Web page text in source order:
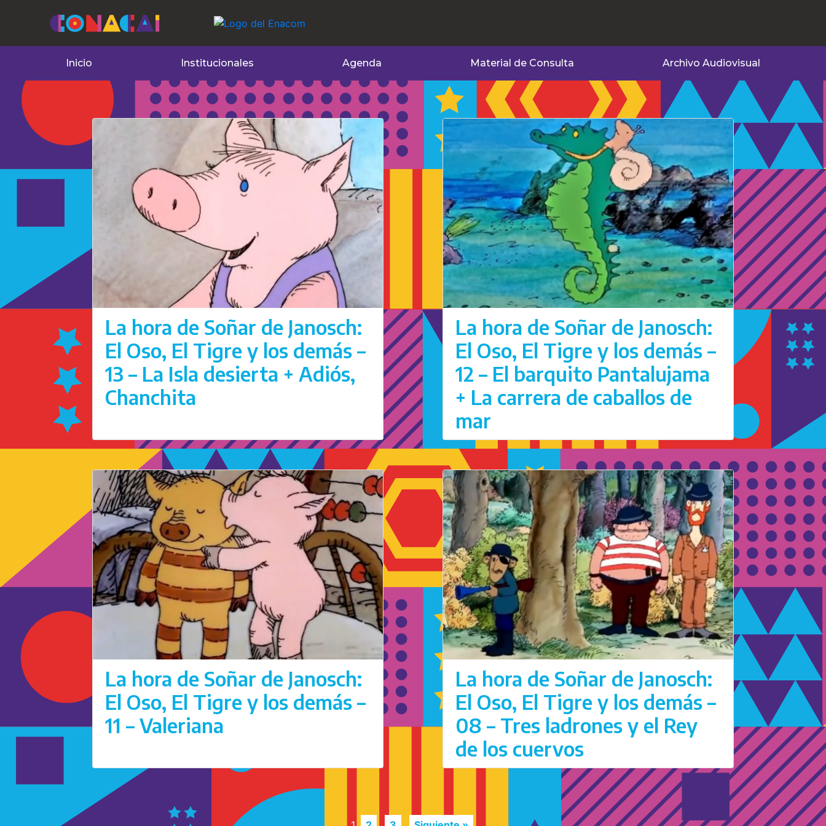
Inicio Institucionales Agenda Material de Consulta Archivo Audiovisual
La hora de Soñar de Janosch:
El Oso, El Tigre y los demás –
13 – La Isla desierta + Adiós,
Chanchita
La hora de Soñar de Janosch:
El Oso, El Tigre y los demás –
12 – El barquito Pantalujama
+ La carrera de caballos de
mar
La hora de Soñar de Janosch:
El Oso, El Tigre y los demás –
11 – Valeriana
La hora de Soñar de Janosch:
El Oso, El Tigre y los demás –
08 – Tres ladrones y el Rey
de los cuervos